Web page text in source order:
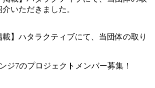
載】ハタラクティブにて、当団体の取り